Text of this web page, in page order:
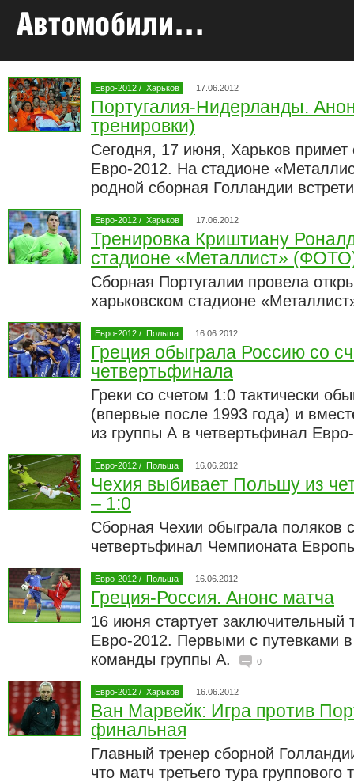
Евро-2012 / Харьков 17.06.2012
Португалия-Нидерланды.
тренировки)
Сегодня, 17 июня, Харьков примет
Евро-2012. На стадионе
родной сборная Голландии
Евро-2012 / Харьков 17.06.2012
Тренировка Криштиану
стадионе «Металлист»
Сборная Португалии провела
харьковском стадионе
Евро-2012 / Польша 16.06.2012
Греция обыграла Россию со
четвертьфинала
Греки со счетом 1:0 тактически
(впервые после 1993 года) и
из группы А в четвертьфинал
Евро-2012 / Польша 16.06.2012
Чехия выбивает Польшу из
– 1:0
Сборная Чехии обыграла поляков
четвертьфинал Чемпионата
Евро-2012 / Польша 16.06.2012
Греция-Россия. Анонс матча
16 июня стартует заключительный
Евро-2012. Первыми с путевками
команды группы А.
0
Евро-2012 / Харьков 16.06.2012
Ван Марвейк: Игра против
финальная
Главный тренер сборной
что матч третьего тура